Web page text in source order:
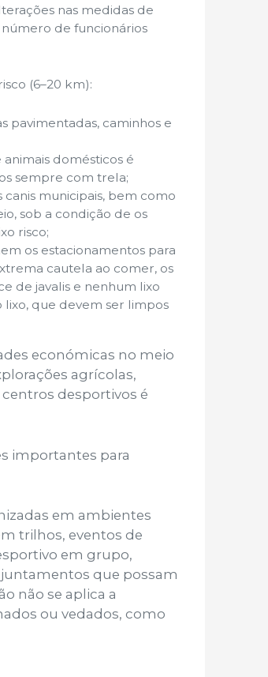
nas medidas de
de funcionários
(6–20 km):
pavimentadas, caminhos e
domésticos é
sempre com trela;
canis municipais, bem como
sob a condição de os
risco;
os estacionamentos para
cautela ao comer, os
de javalis e nenhum lixo
lixo, que devem ser limpos
económicas no meio
agrícolas,
desportivos é
importantes para
em ambientes
trilhos, eventos de
em grupo,
que possam
não se aplica a
ou vedados, como